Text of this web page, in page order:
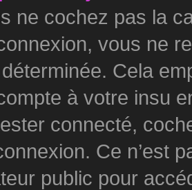
ne cochez pas la
vous ne
Cela
à votre insu
connecté,
Ce n’est
public pour